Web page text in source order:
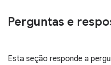
Perguntas e
Esta seção responde a